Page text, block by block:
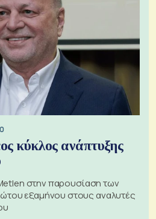
κύκλος ανάπτυξης
στην παρουσίαση των
εξαμήνου στους αναλυτές